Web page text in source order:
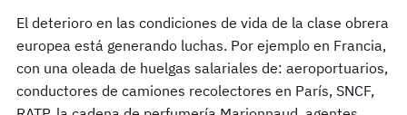
El deterioro en las condiciones de vida de la clase obrera
europea está generando luchas. Por ejemplo en Francia,
con una oleada de huelgas salariales de: aeroportuarios,
conductores de camiones recolectores en París, SNCF,